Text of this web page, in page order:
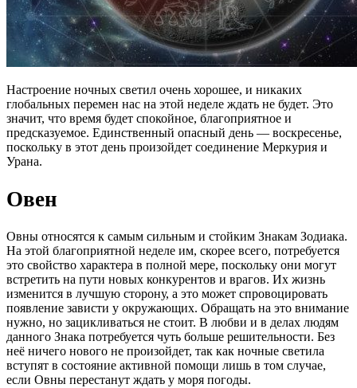
Настроение ночных светил очень хорошее, и никаких
глобальных перемен нас на этой неделе ждать не будет. Это
значит, что время будет спокойное, благоприятное и
предсказуемое. Единственный опасный день — воскресенье,
поскольку в этот день произойдет соединение Меркурия и
Урана.
Овен
Овны относятся к самым сильным и стойким Знакам Зодиака.
На этой благоприятной неделе им, скорее всего, потребуется
это свойство характера в полной мере, поскольку они могут
встретить на пути новых конкурентов и врагов. Их жизнь
изменится в лучшую сторону, а это может спровоцировать
появление зависти у окружающих. Обращать на это внимание
нужно, но зацикливаться не стоит. В любви и в делах людям
данного Знака потребуется чуть больше решительности. Без
неё ничего нового не произойдет, так как ночные светила
вступят в состояние активной помощи лишь в том случае,
если Овны перестанут ждать у моря погоды.